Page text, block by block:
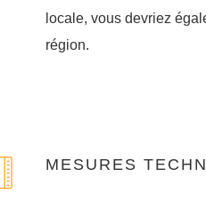
locale, vous devriez
région.
MESURES